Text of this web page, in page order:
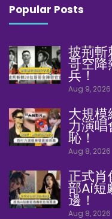
Popular Posts
披荊
哥空降
兵！
Aug 9, 2026
大規
力演
恥！
Aug 8, 2026
正式肖
部Ai短
邊！
Aug 8, 2026